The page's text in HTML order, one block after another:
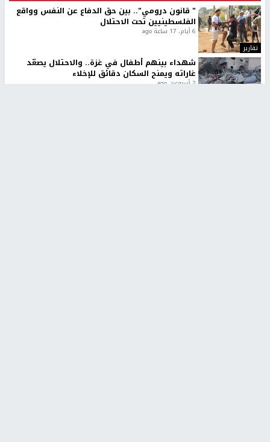
تقارير
" قانون درومي".. بين حق الدفاع عن النفس وواقع
الفلسطينيين تحت الاحتلال
6 أيام، 17 ساعة ago
شهداء بينهم أطفال في غزة.. والاحتلال يصعّد
غاراته ويمنح السكان دقائق للإخلاء
2 أسبوعين ago